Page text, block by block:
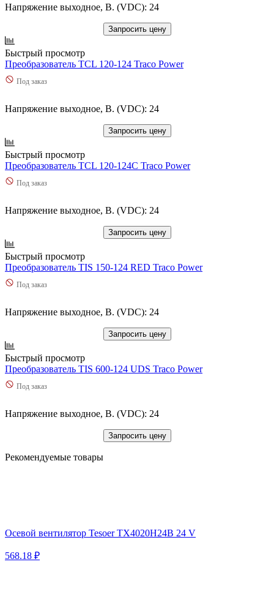
Напряжение выходное, В. (VDC): 24
Запросить цену
Быстрый просмотр
Преобразователь TCL 120-124 Traco Power
Под заказ
Напряжение выходное, В. (VDC): 24
Запросить цену
Быстрый просмотр
Преобразователь TCL 120-124C Traco Power
Под заказ
Напряжение выходное, В. (VDC): 24
Запросить цену
Быстрый просмотр
Преобразователь TIS 150-124 RED Traco Power
Под заказ
Напряжение выходное, В. (VDC): 24
Запросить цену
Быстрый просмотр
Преобразователь TIS 600-124 UDS Traco Power
Под заказ
Напряжение выходное, В. (VDC): 24
Запросить цену
Рекомендуемые товары
Осевой вентилятор Tesoer TX4020H24B 24 V
568.18 ₽